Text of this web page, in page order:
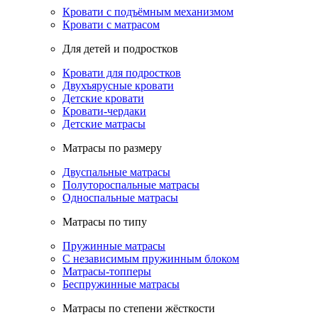
Кровати с подъёмным механизмом
Кровати с матрасом
Для детей и подростков
Кровати для подростков
Двухъярусные кровати
Детские кровати
Кровати-чердаки
Детские матрасы
Матрасы по размеру
Двуспальные матрасы
Полутороспальные матрасы
Односпальные матрасы
Матрасы по типу
Пружинные матрасы
С независимым пружинным блоком
Матрасы-топперы
Беспружинные матрасы
Матрасы по степени жёсткости